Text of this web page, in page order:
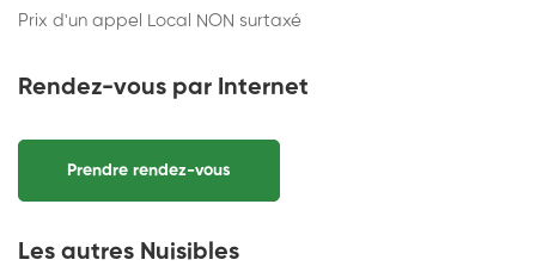
Prix d'un appel Local NON surtaxé
Rendez-vous par Internet
Prendre rendez-vous
Les autres Nuisibles